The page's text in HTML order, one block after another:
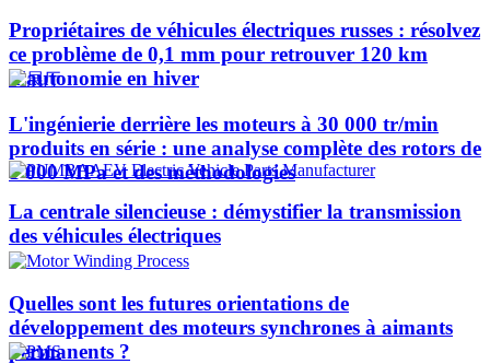
Propriétaires de véhicules électriques russes : résolvez
ce problème de 0,1 mm pour retrouver 120 km
d'autonomie en hiver
L'ingénierie derrière les moteurs à 30 000 tr/min
produits en série : une analyse complète des rotors de
1 000 MPa et des méthodologies
La centrale silencieuse : démystifier la transmission
des véhicules électriques
Quelles sont les futures orientations de
développement des moteurs synchrones à aimants
permanents ?